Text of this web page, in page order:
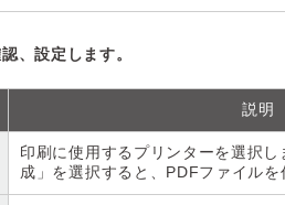
、設定します。
説明
印刷に使用するプリンターを選択
成」を選択すると、PDFファイルを